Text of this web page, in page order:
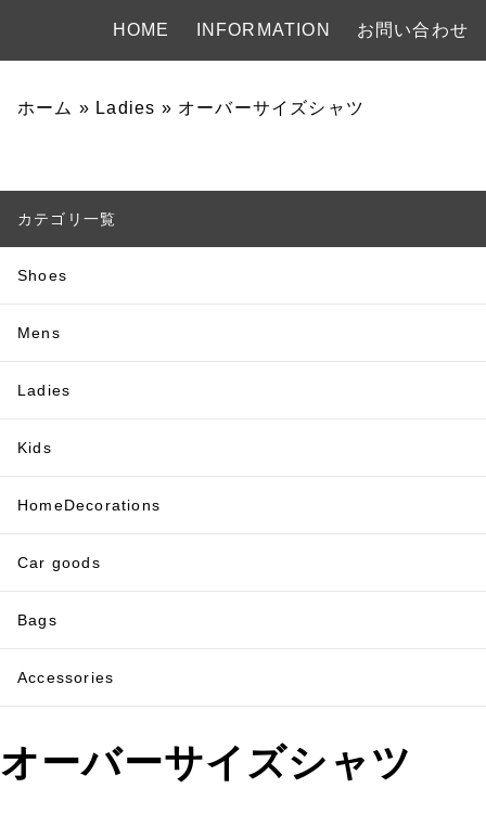
HOME INFORMATION お問い合わせ
ホーム » Ladies » オーバーサイズシャツ
カテゴリ一覧
Shoes
Mens
Ladies
Kids
HomeDecorations
Car goods
Bags
Accessories
オーバーサイズシャツ